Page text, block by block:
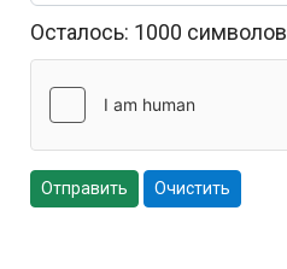
Осталось: 1000 символов
Отправить Очистить